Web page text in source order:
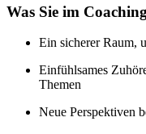
Was Sie im
Ein sicherer Raum,
Einfühlsames
Themen
Neue Perspektiven